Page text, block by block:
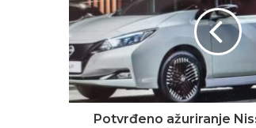
Potvrđeno ažuriranje